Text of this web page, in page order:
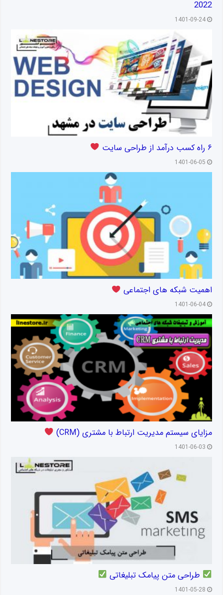
2022
1401-09-24
۶ راه کسب درآمد از طراحی سایت
1401-06-05
اهمیت شبکه های اجتماعی
1401-06-04
مزایای سیستم مدیریت ارتباط با مشتری (CRM)
1401-06-03
طراحی متن پیامک تبلیغاتی
1401-05-28